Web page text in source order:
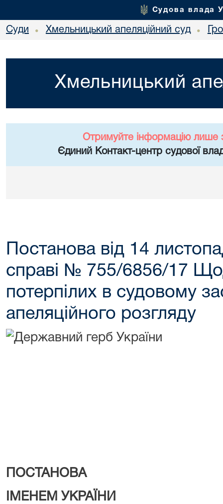
Судова влада
Суди • Хмельницький апеляційний суд •
Хмельницький
Отримуйте інформацію лише
Єдиний Контакт-центр судової
Постанова від 14
справі № 755/6856/17
потерпілих в судовому
апеляційного розгляду
ПОСТАНОВА
ІМЕНЕМ УКРАЇНИ